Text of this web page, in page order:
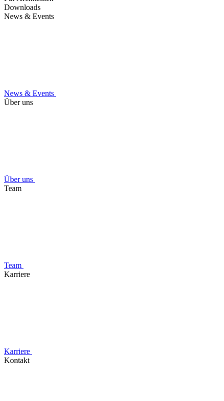
Downloads
News & Events
News & Events
Über uns
Über uns
Team
Team
Karriere
Karriere
Kontakt